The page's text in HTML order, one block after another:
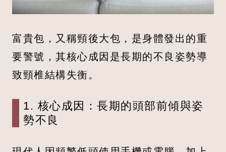
富貴包，又稱頸後大包，是身體發出的重
要警號，其核心成因是長期的不良姿勢導
致頸椎結構失衡。
1. 核心成因：長期的頭部前傾與姿
勢不良